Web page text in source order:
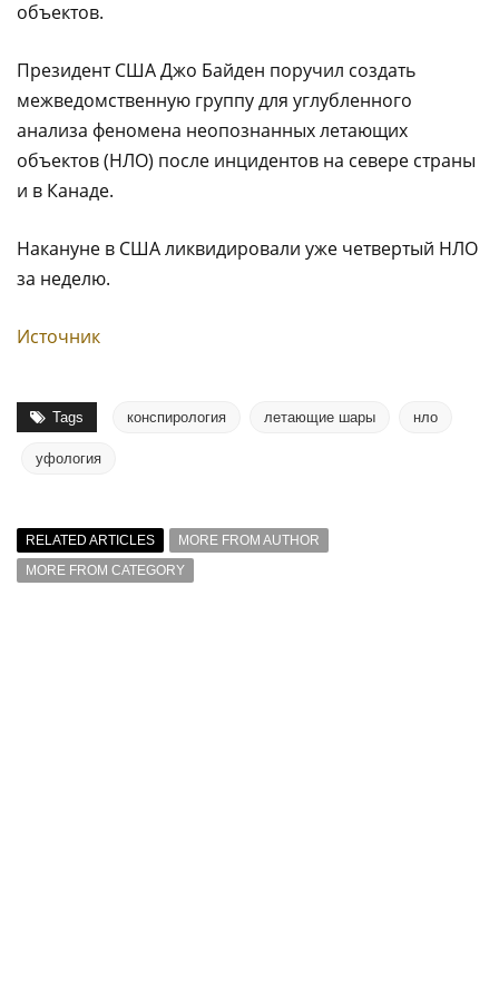
объектов.
Президент США Джо Байден поручил создать
межведомственную группу для углубленного
анализа феномена неопознанных летающих
объектов (НЛО) после инцидентов на севере страны
и в Канаде.
Накануне в США ликвидировали уже четвертый НЛО
за неделю.
Источник
Tags конспирология летающие шары нло
уфология
RELATED ARTICLES
MORE FROM AUTHOR
MORE FROM CATEGORY